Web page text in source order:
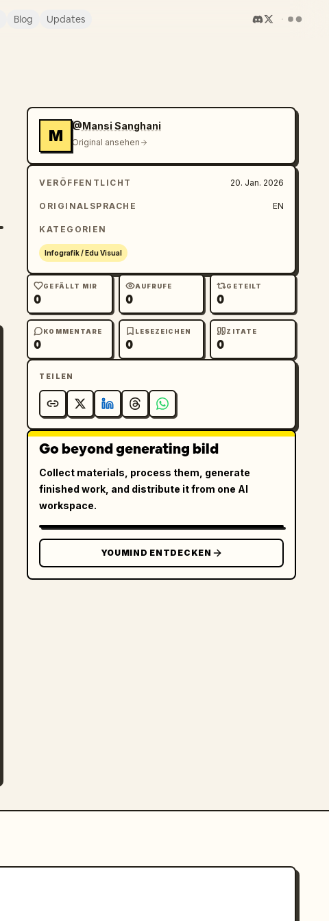
Blog Updates
M
@Mansi Sanghani
Original ansehen
VERÖFFENTLICHT 20. Jan. 2026
ORIGINALSPRACHE EN
KATEGORIEN
Infografik / Edu Visual
GEFÄLLT MIR
0
AUFRUFE
0
GETEILT
0
KOMMENTARE
0
LESEZEICHEN
0
ZITATE
0
TEILEN
Go beyond generating bild
Collect materials, process them, generate
finished work, and distribute it from one AI
workspace.
YOUMIND ENTDECKEN